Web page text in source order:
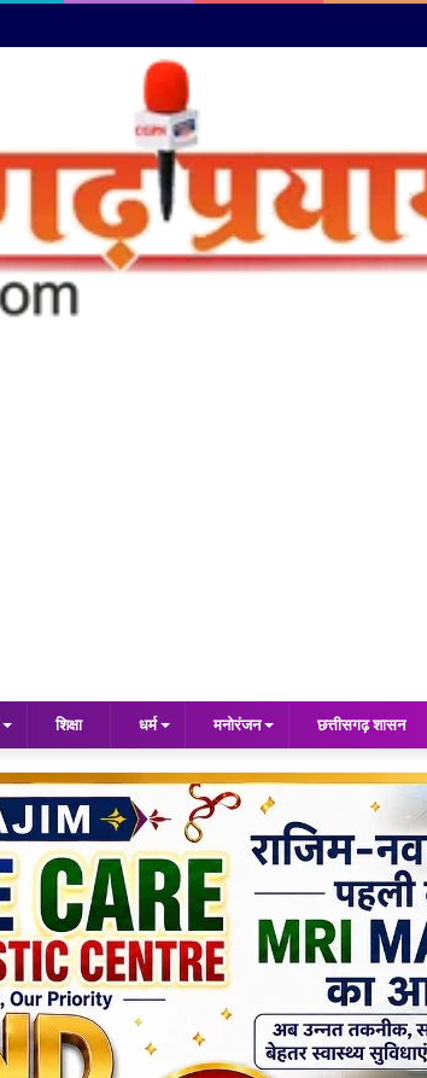
शिक्षा धर्म मनोरंजन छत्तीसगढ़ शासन